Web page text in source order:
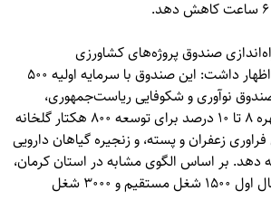
صندوق پروژه‌های کشاورزی
دانش‌بنیان» دانست و اظهار داشت: این صندوق با سرمایه اولیه ۵۰۰
نوآوری و شکوفایی ریاست‌جمهوری،
می‌تواند تسهیلات کم‌بهره ۸ تا ۱۰ درصد برای توسعه ۸۰۰ هکتار گلخانه
زعفران و پسته، و زنجیره گیاهان دارویی
دهد. بر اساس الگوی مشابه در استان کرمان،
این طرح می‌تواند در سال اول ۱۵۰۰ شغل مستقیم و ۳۰۰۰ شغل